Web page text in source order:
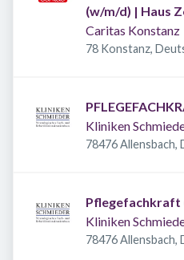
(w/m/d) | Haus
Caritas Konstanz
78 Konstanz,
Kliniken
78476 Allensbach,
Pflegefachkraft
Kliniken
78476 Allensbach,